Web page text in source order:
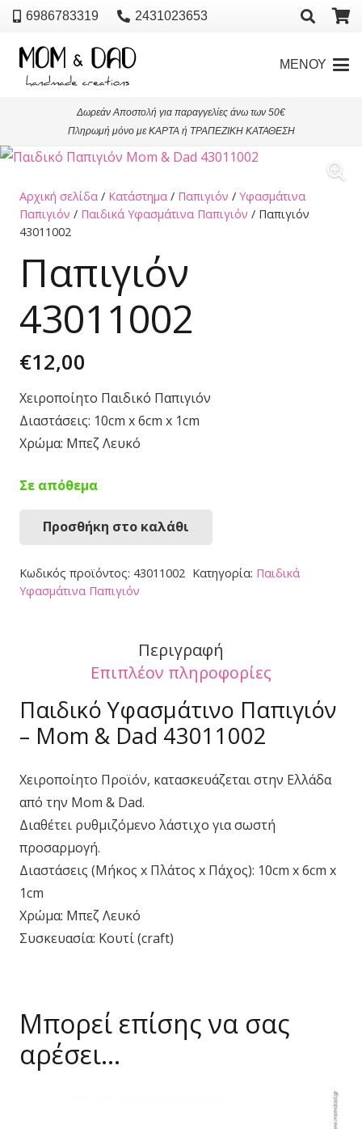
6986783319 2431023653
ΜΕΝΟΥ
Δωρεάν Αποστολή για παραγγελίες άνω των 50€
Πληρωμή μόνο με ΚΑΡΤΑ ή ΤΡΑΠΕΖΙΚΗ ΚΑΤΑΘΕΣΗ
Αρχική σελίδα / Κατάστημα / Παπιγιόν / Υφασμάτινα
Παπιγιόν / Παιδικά Υφασμάτινα Παπιγιόν / Παπιγιόν
43011002
Παπιγιόν
43011002
€12,00
Χειροποίητο Παιδικό Παπιγιόν
Διαστάσεις: 10cm x 6cm x 1cm
Χρώμα: Μπεζ Λευκό
Σε απόθεμα
Παπιγιόν
ποσότητα
Προσθήκη στο καλάθι
Κωδικός προϊόντος: 43011002 Κατηγορία: Παιδικά
Υφασμάτινα Παπιγιόν
Περιγραφή
Επιπλέον πληροφορίες
Παιδικό Υφασμάτινο Παπιγιόν
– Mom & Dad 43011002
Χειροποίητο Προϊόν, κατασκευάζεται στην Ελλάδα
από την Mom & Dad.
Διαθέτει ρυθμιζόμενο λάστιχο για σωστή
προσαρμογή.
Διαστάσεις (Μήκος x Πλάτος x Πάχος): 10cm x 6cm x
1cm
Χρώμα: Μπεζ Λευκό
Συσκευασία: Κουτί (craft)
Μπορεί επίσης να σας
αρέσει…